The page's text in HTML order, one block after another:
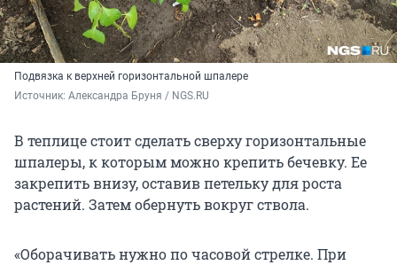
Подвязка к верхней горизонтальной шпалере
Источник: Александра Бруня / NGS.RU
В теплице стоит сделать сверху горизонтальные
шпалеры, к которым можно крепить бечевку. Ее
закрепить внизу, оставив петельку для роста
растений. Затем обернуть вокруг ствола.
«Оборачивать нужно по часовой стрелке. При